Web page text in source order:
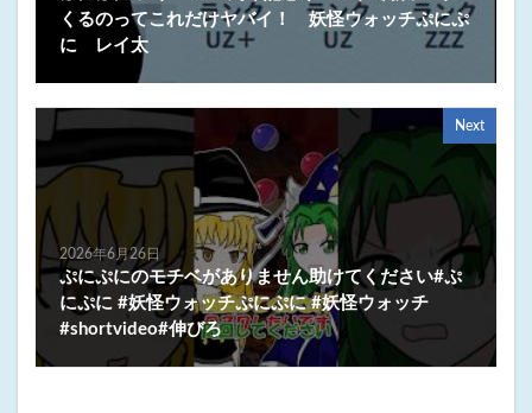
くるのってこれだけヤバイ！ 妖怪ウォッチぷにぷ
に レイ太
Next
2026年6月26日
ぷにぷにのモチベがありません助けてください#ぷ
にぷに #妖怪ウォッチぷにぷに #妖怪ウォッチ
#shortvideo#伸びろ